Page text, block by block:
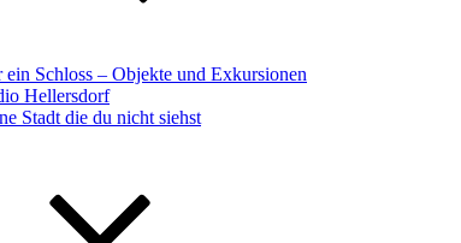
Schloss – Objekte und Exkursionen
Hellersdorf
Stadt die du nicht siehst